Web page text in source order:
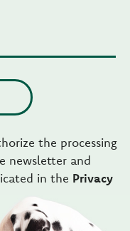
the processing
newsletter and
in the Privacy